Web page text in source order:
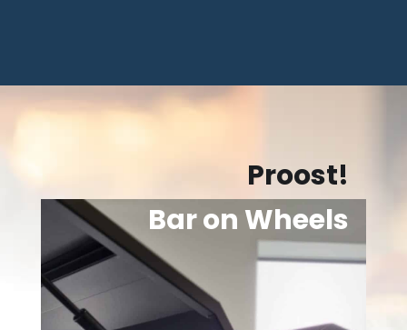
Proost!
Bar on Wheels